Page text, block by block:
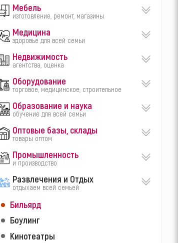
Мебель
изготовление, ремонт, магазины
Медицина
здоровье для всей семьи
Недвижимость
агентства, оценка
Оборудование
торговое, медицинское, строительное
Образование и наука
обучение для всей семьи
Оптовые базы, склады
товары оптом
Промышленность
и производство
Развлечения и Отдых
отдыхаем всей семьей
Бильярд
Боулинг
Кинотеатры